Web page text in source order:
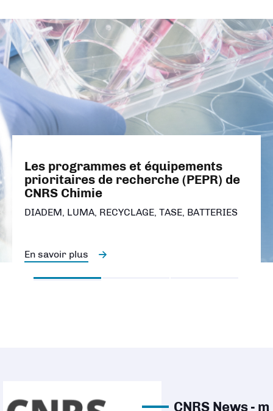
Les programmes et équipements
prioritaires de recherche (PEPR) de
CNRS Chimie
DIADEM, LUMA, RECYCLAGE, TASE, BATTERIES
En savoir plus
CNRS News -